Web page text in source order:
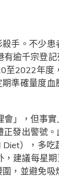
手。不少
逾千宗登
至2022年度
準確量度
」，但事
發出警號
），多
建議每星
，並避免